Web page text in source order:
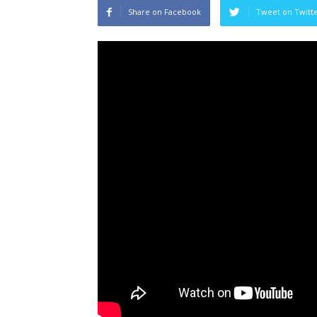
Share on Facebook Tweet on